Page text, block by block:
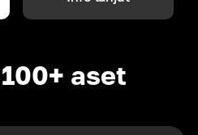
aset